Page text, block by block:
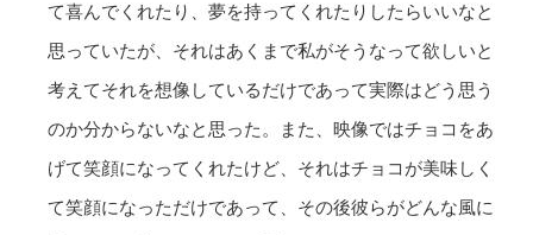
て喜んでくれたり、夢を持ってくれたりしたらいいなと
思っていたが、それはあくまで私がそうなって欲しいと
考えてそれを想像しているだけであって実際はどう思う
のか分からないなと思った。また、映像ではチョコをあ
げて笑顔になってくれたけど、それはチョコが美味しく
て笑顔になっただけであって、その後彼らがどんな風に